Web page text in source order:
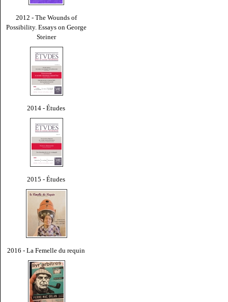
2012 - The Wounds of
Possibility. Essays on George
Steiner
2014 - Études
2015 - Études
2016 - La Femelle du requin